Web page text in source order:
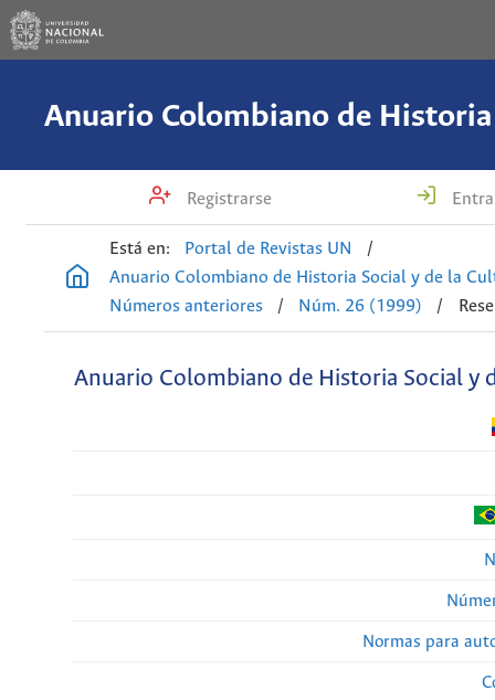
Registrarse
Está en: Portal de Revistas UN
/
Anuario Colombiano de Historia Social y de la
Números anteriores
/ Núm. 26 (1999) /
Anuario Colombiano de Historia Social y
Normas para